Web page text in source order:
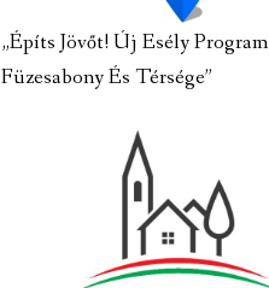
„Építs Jövőt! Új Esély Program
Füzesabony És Térsége”